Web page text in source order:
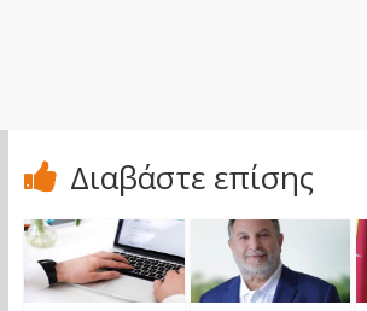
Διαβάστε επίσης